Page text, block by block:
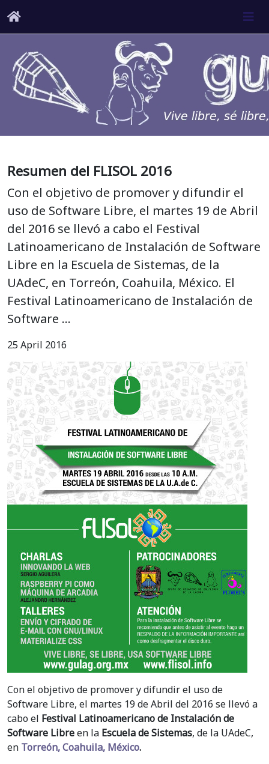
Resumen del FLISOL 2016
Con el objetivo de promover y difundir el
uso de Software Libre, el martes 19 de Abril
del 2016 se llevó a cabo el Festival
Latinoamericano de Instalación de Software
Libre en la Escuela de Sistemas, de la
UAdeC, en Torreón, Coahuila, México. El
Festival Latinoamericano de Instalación de
Software …
25 April 2016
Con el objetivo de promover y difundir el uso de
Software Libre, el martes 19 de Abril del 2016 se llevó a
cabo el Festival Latinoamericano de Instalación de
Software Libreen la Escuela de Sistemas, de la UAdeC,
en Torreón, Coahuila, México.